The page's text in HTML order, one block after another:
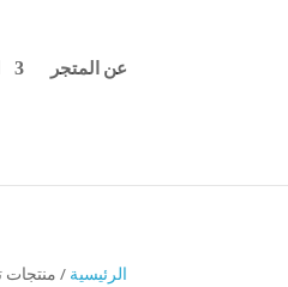
عن المتجر
الرئيسية / منتجات